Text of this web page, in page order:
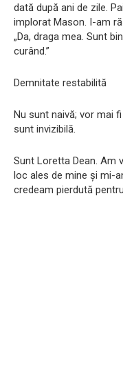
dată după ani de zile.
implorat Mason. I-am
„Da, draga mea. Sunt
curând.”
Demnitate restabilită
Nu sunt naivă; vor mai
sunt invizibilă.
Sunt Loretta Dean. Am
loc ales de mine și mi-
credeam pierdută